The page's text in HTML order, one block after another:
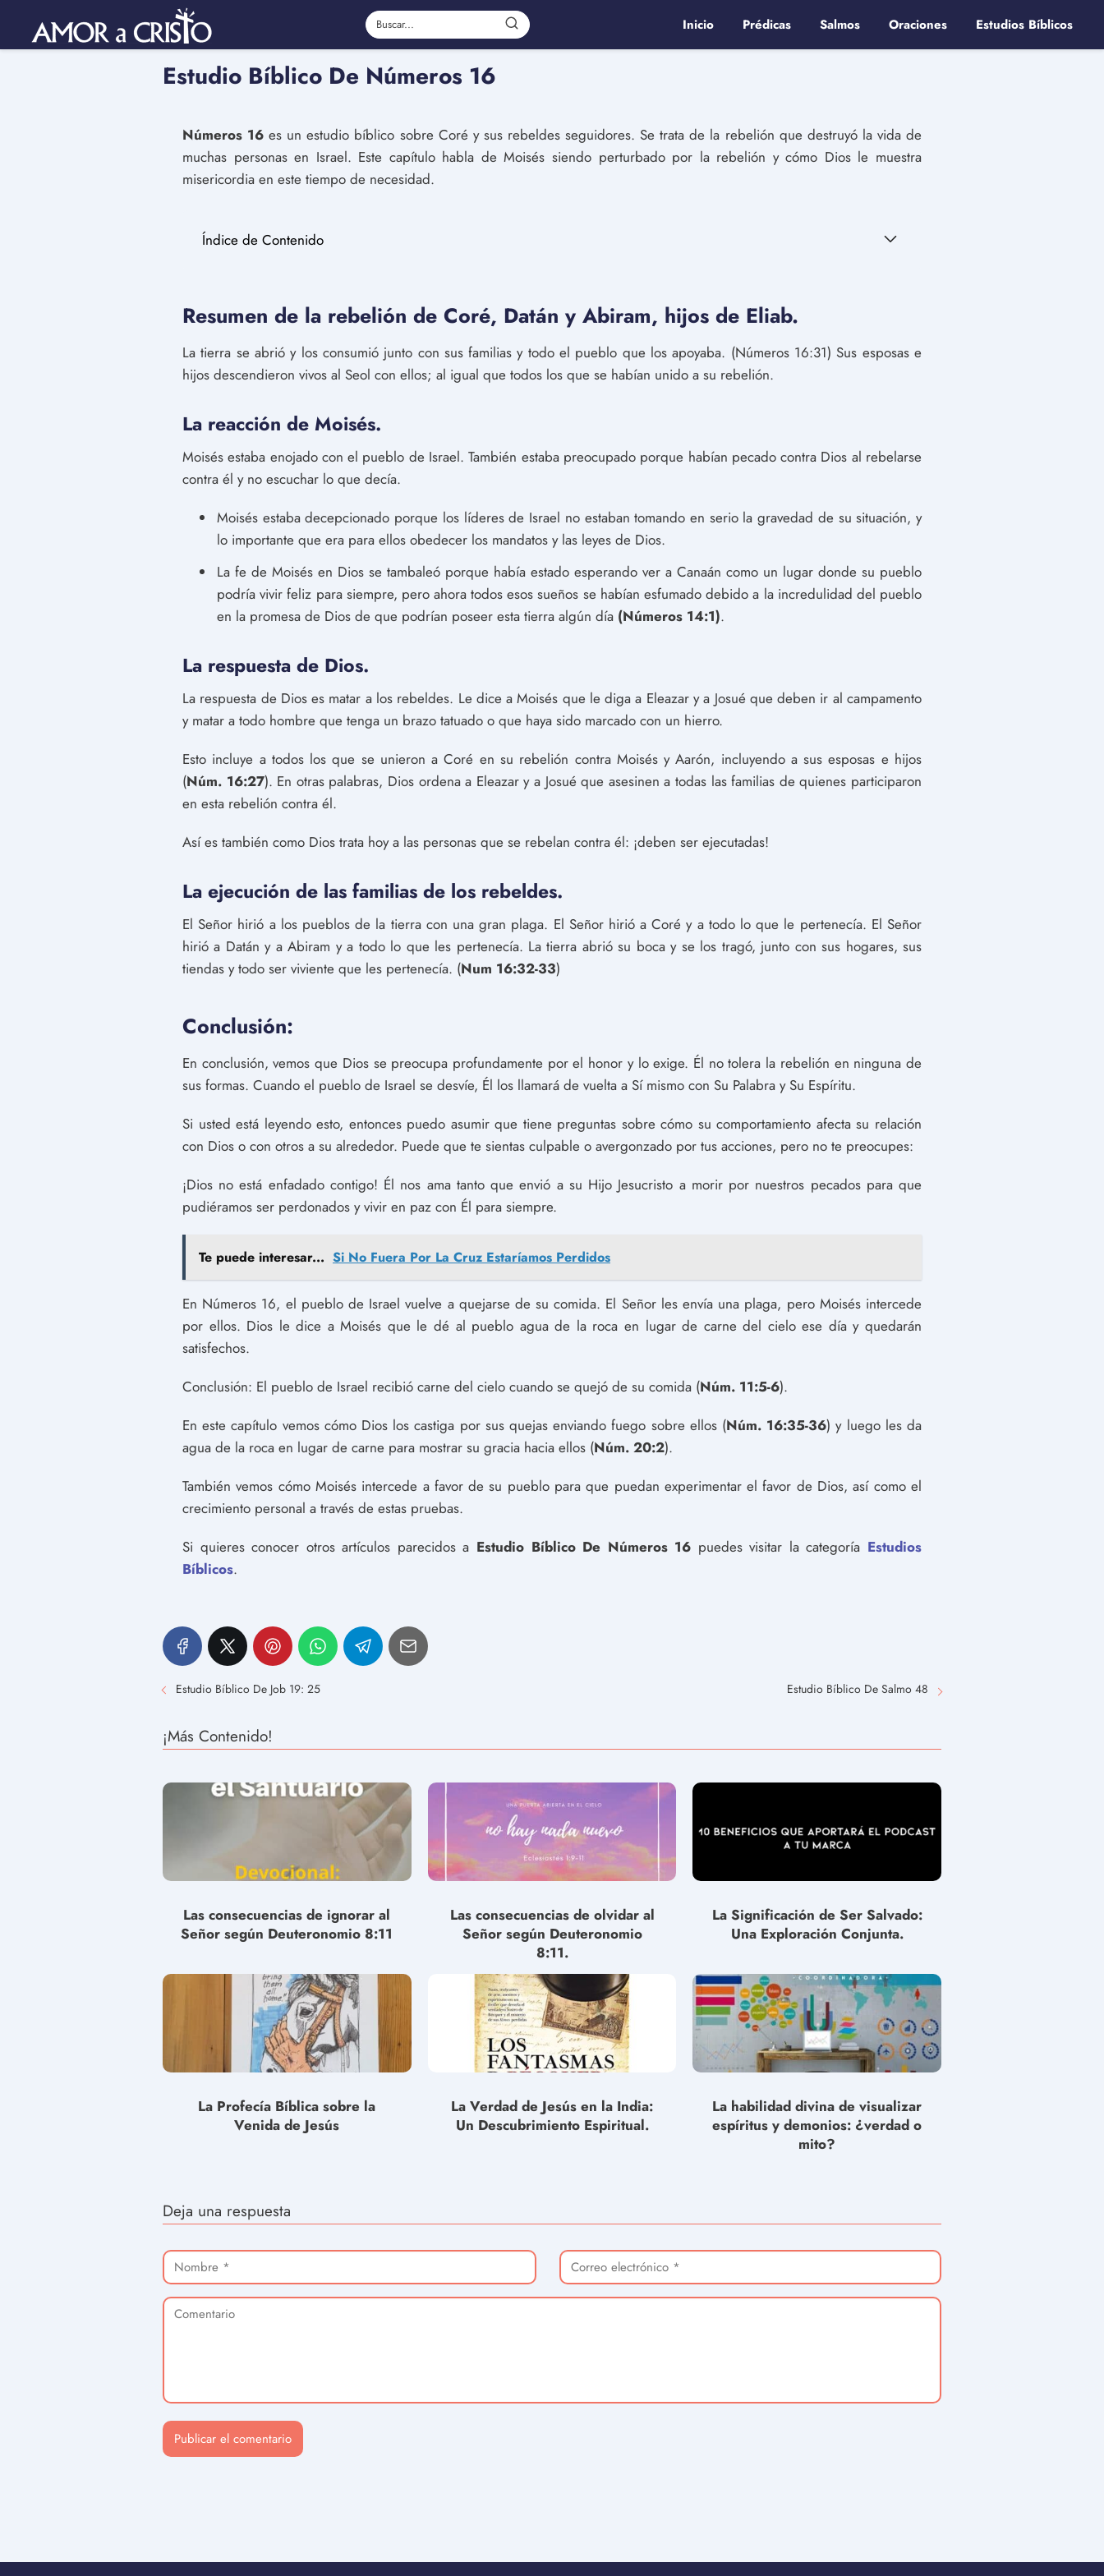
Inicio Prédicas Salmos Oraciones Estudios Bíblicos
Estudio Bíblico De Números 16
Números 16 es un estudio bíblico sobre Coré y sus rebeldes seguidores. Se trata de la rebelión que destruyó la vida de
muchas personas en Israel. Este capítulo habla de Moisés siendo perturbado por la rebelión y cómo Dios le muestra
misericordia en este tiempo de necesidad.
Índice de Contenido
Resumen de la rebelión de Coré, Datán y Abiram, hijos de Eliab.
La tierra se abrió y los consumió junto con sus familias y todo el pueblo que los apoyaba. (Números 16:31) Sus esposas e
hijos descendieron vivos al Seol con ellos; al igual que todos los que se habían unido a su rebelión.
La reacción de Moisés.
Moisés estaba enojado con el pueblo de Israel. También estaba preocupado porque habían pecado contra Dios al rebelarse
contra él y no escuchar lo que decía.
Moisés estaba decepcionado porque los líderes de Israel no estaban tomando en serio la gravedad de su situación, y
lo importante que era para ellos obedecer los mandatos y las leyes de Dios.
La fe de Moisés en Dios se tambaleó porque había estado esperando ver a Canaán como un lugar donde su pueblo
podría vivir feliz para siempre, pero ahora todos esos sueños se habían esfumado debido a la incredulidad del pueblo
en la promesa de Dios de que podrían poseer esta tierra algún día (Números 14:1).
La respuesta de Dios.
La respuesta de Dios es matar a los rebeldes. Le dice a Moisés que le diga a Eleazar y a Josué que deben ir al campamento
y matar a todo hombre que tenga un brazo tatuado o que haya sido marcado con un hierro.
Esto incluye a todos los que se unieron a Coré en su rebelión contra Moisés y Aarón, incluyendo a sus esposas e hijos
(Núm. 16:27). En otras palabras, Dios ordena a Eleazar y a Josué que asesinen a todas las familias de quienes participaron
en esta rebelión contra él.
Así es también como Dios trata hoy a las personas que se rebelan contra él: ¡deben ser ejecutadas!
La ejecución de las familias de los rebeldes.
El Señor hirió a los pueblos de la tierra con una gran plaga. El Señor hirió a Coré y a todo lo que le pertenecía. El Señor
hirió a Datán y a Abiram y a todo lo que les pertenecía. La tierra abrió su boca y se los tragó, junto con sus hogares, sus
tiendas y todo ser viviente que les pertenecía. (Num 16:32-33)
Conclusión:
En conclusión, vemos que Dios se preocupa profundamente por el honor y lo exige. Él no tolera la rebelión en ninguna de
sus formas. Cuando el pueblo de Israel se desvíe, Él los llamará de vuelta a Sí mismo con Su Palabra y Su Espíritu.
Si usted está leyendo esto, entonces puedo asumir que tiene preguntas sobre cómo su comportamiento afecta su relación
con Dios o con otros a su alrededor. Puede que te sientas culpable o avergonzado por tus acciones, pero no te preocupes:
¡Dios no está enfadado contigo! Él nos ama tanto que envió a su Hijo Jesucristo a morir por nuestros pecados para que
pudiéramos ser perdonados y vivir en paz con Él para siempre.
Te puede interesar... Si No Fuera Por La Cruz Estaríamos Perdidos
En Números 16, el pueblo de Israel vuelve a quejarse de su comida. El Señor les envía una plaga, pero Moisés intercede
por ellos. Dios le dice a Moisés que le dé al pueblo agua de la roca en lugar de carne del cielo ese día y quedarán
satisfechos.
Conclusión: El pueblo de Israel recibió carne del cielo cuando se quejó de su comida (Núm. 11:5-6).
En este capítulo vemos cómo Dios los castiga por sus quejas enviando fuego sobre ellos (Núm. 16:35-36) y luego les da
agua de la roca en lugar de carne para mostrar su gracia hacia ellos (Núm. 20:2).
También vemos cómo Moisés intercede a favor de su pueblo para que puedan experimentar el favor de Dios, así como el
crecimiento personal a través de estas pruebas.
Si quieres conocer otros artículos parecidos a Estudio Bíblico De Números 16 puedes visitar la categoría Estudios
Bíblicos.
Estudio Bíblico De Job 19: 25 Estudio Bíblico De Salmo 48
¡Más Contenido!
Las consecuencias de ignorar al
Señor según Deuteronomio 8:11
Las consecuencias de olvidar al
Señor según Deuteronomio
8:11.
La Significación de Ser Salvado:
Una Exploración Conjunta.
La Profecía Bíblica sobre la
Venida de Jesús
La Verdad de Jesús en la India:
Un Descubrimiento Espiritual.
La habilidad divina de visualizar
espíritus y demonios: ¿verdad o
mito?
Deja una respuesta